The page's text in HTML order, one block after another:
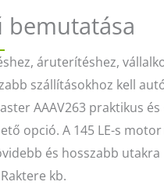
bemutatása
áruterítéshez,
szállításokhoz kell
AAAV263 praktikus
opció. A 145 LE-s
és hosszabb
kb.